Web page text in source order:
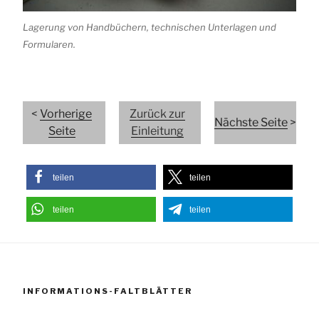
Lagerung von Handbüchern, technischen Unterlagen und
Formularen.
<Vorherige
Seite
Zurück zur
Einleitung
Nächste Seite >
teilen teilen
teilen teilen
INFORMATIONS-FALTBLÄTTER